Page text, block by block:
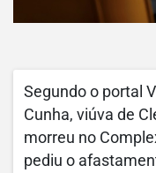
Segundo o portal
Cunha, viúva de
morreu no
pediu o